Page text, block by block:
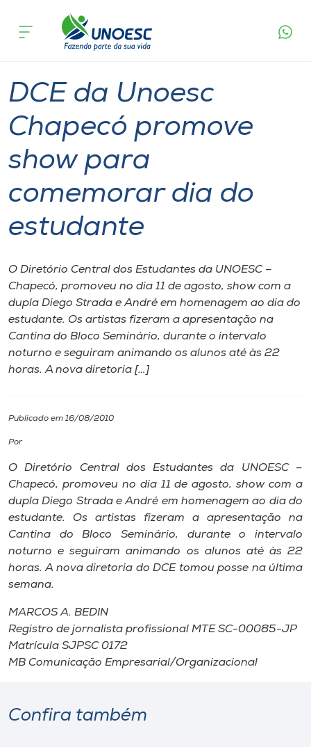
Cursos
Pesquisa
Atendimento ao Estudante
Portal de Ensino
Internacionalização
I.nova
Cultura
CPA
Biblioteca
Editora
Rádio
Museu
acontece
DCE da Unoesc
Chapecó promove
show para
comemorar dia do
estudante
O Diretório Central dos Estudantes da UNOESC –
Chapecó, promoveu no dia 11 de agosto, show com a
dupla Diego Strada e André em homenagem ao dia do
estudante. Os artistas fizeram a apresentação na
Cantina do Bloco Seminário, durante o intervalo
noturno e seguiram animando os alunos até às 22
horas. A nova diretoria […]
Publicado em 16/08/2010
Por
O Diretório Central dos Estudantes da UNOESC –
Chapecó, promoveu no dia 11 de agosto, show com a
dupla Diego Strada e André em homenagem ao dia do
estudante. Os artistas fizeram a apresentação na
Cantina do Bloco Seminário, durante o intervalo
noturno e seguiram animando os alunos até às 22
horas. A nova diretoria do DCE tomou posse na última
semana.
MARCOS A. BEDIN
Registro de jornalista profissional MTE SC-00085-JP
Matrícula SJPSC 0172
MB Comunicação Empresarial/Organizacional
Confira também